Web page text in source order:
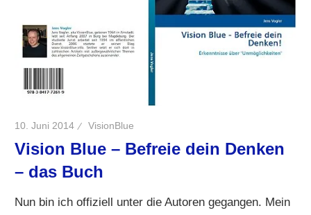
10. Juni 2014 VisionBlue
Vision Blue – Befreie dein Denken
– das Buch
Nun bin ich offiziell unter die Autoren gegangen. Mein